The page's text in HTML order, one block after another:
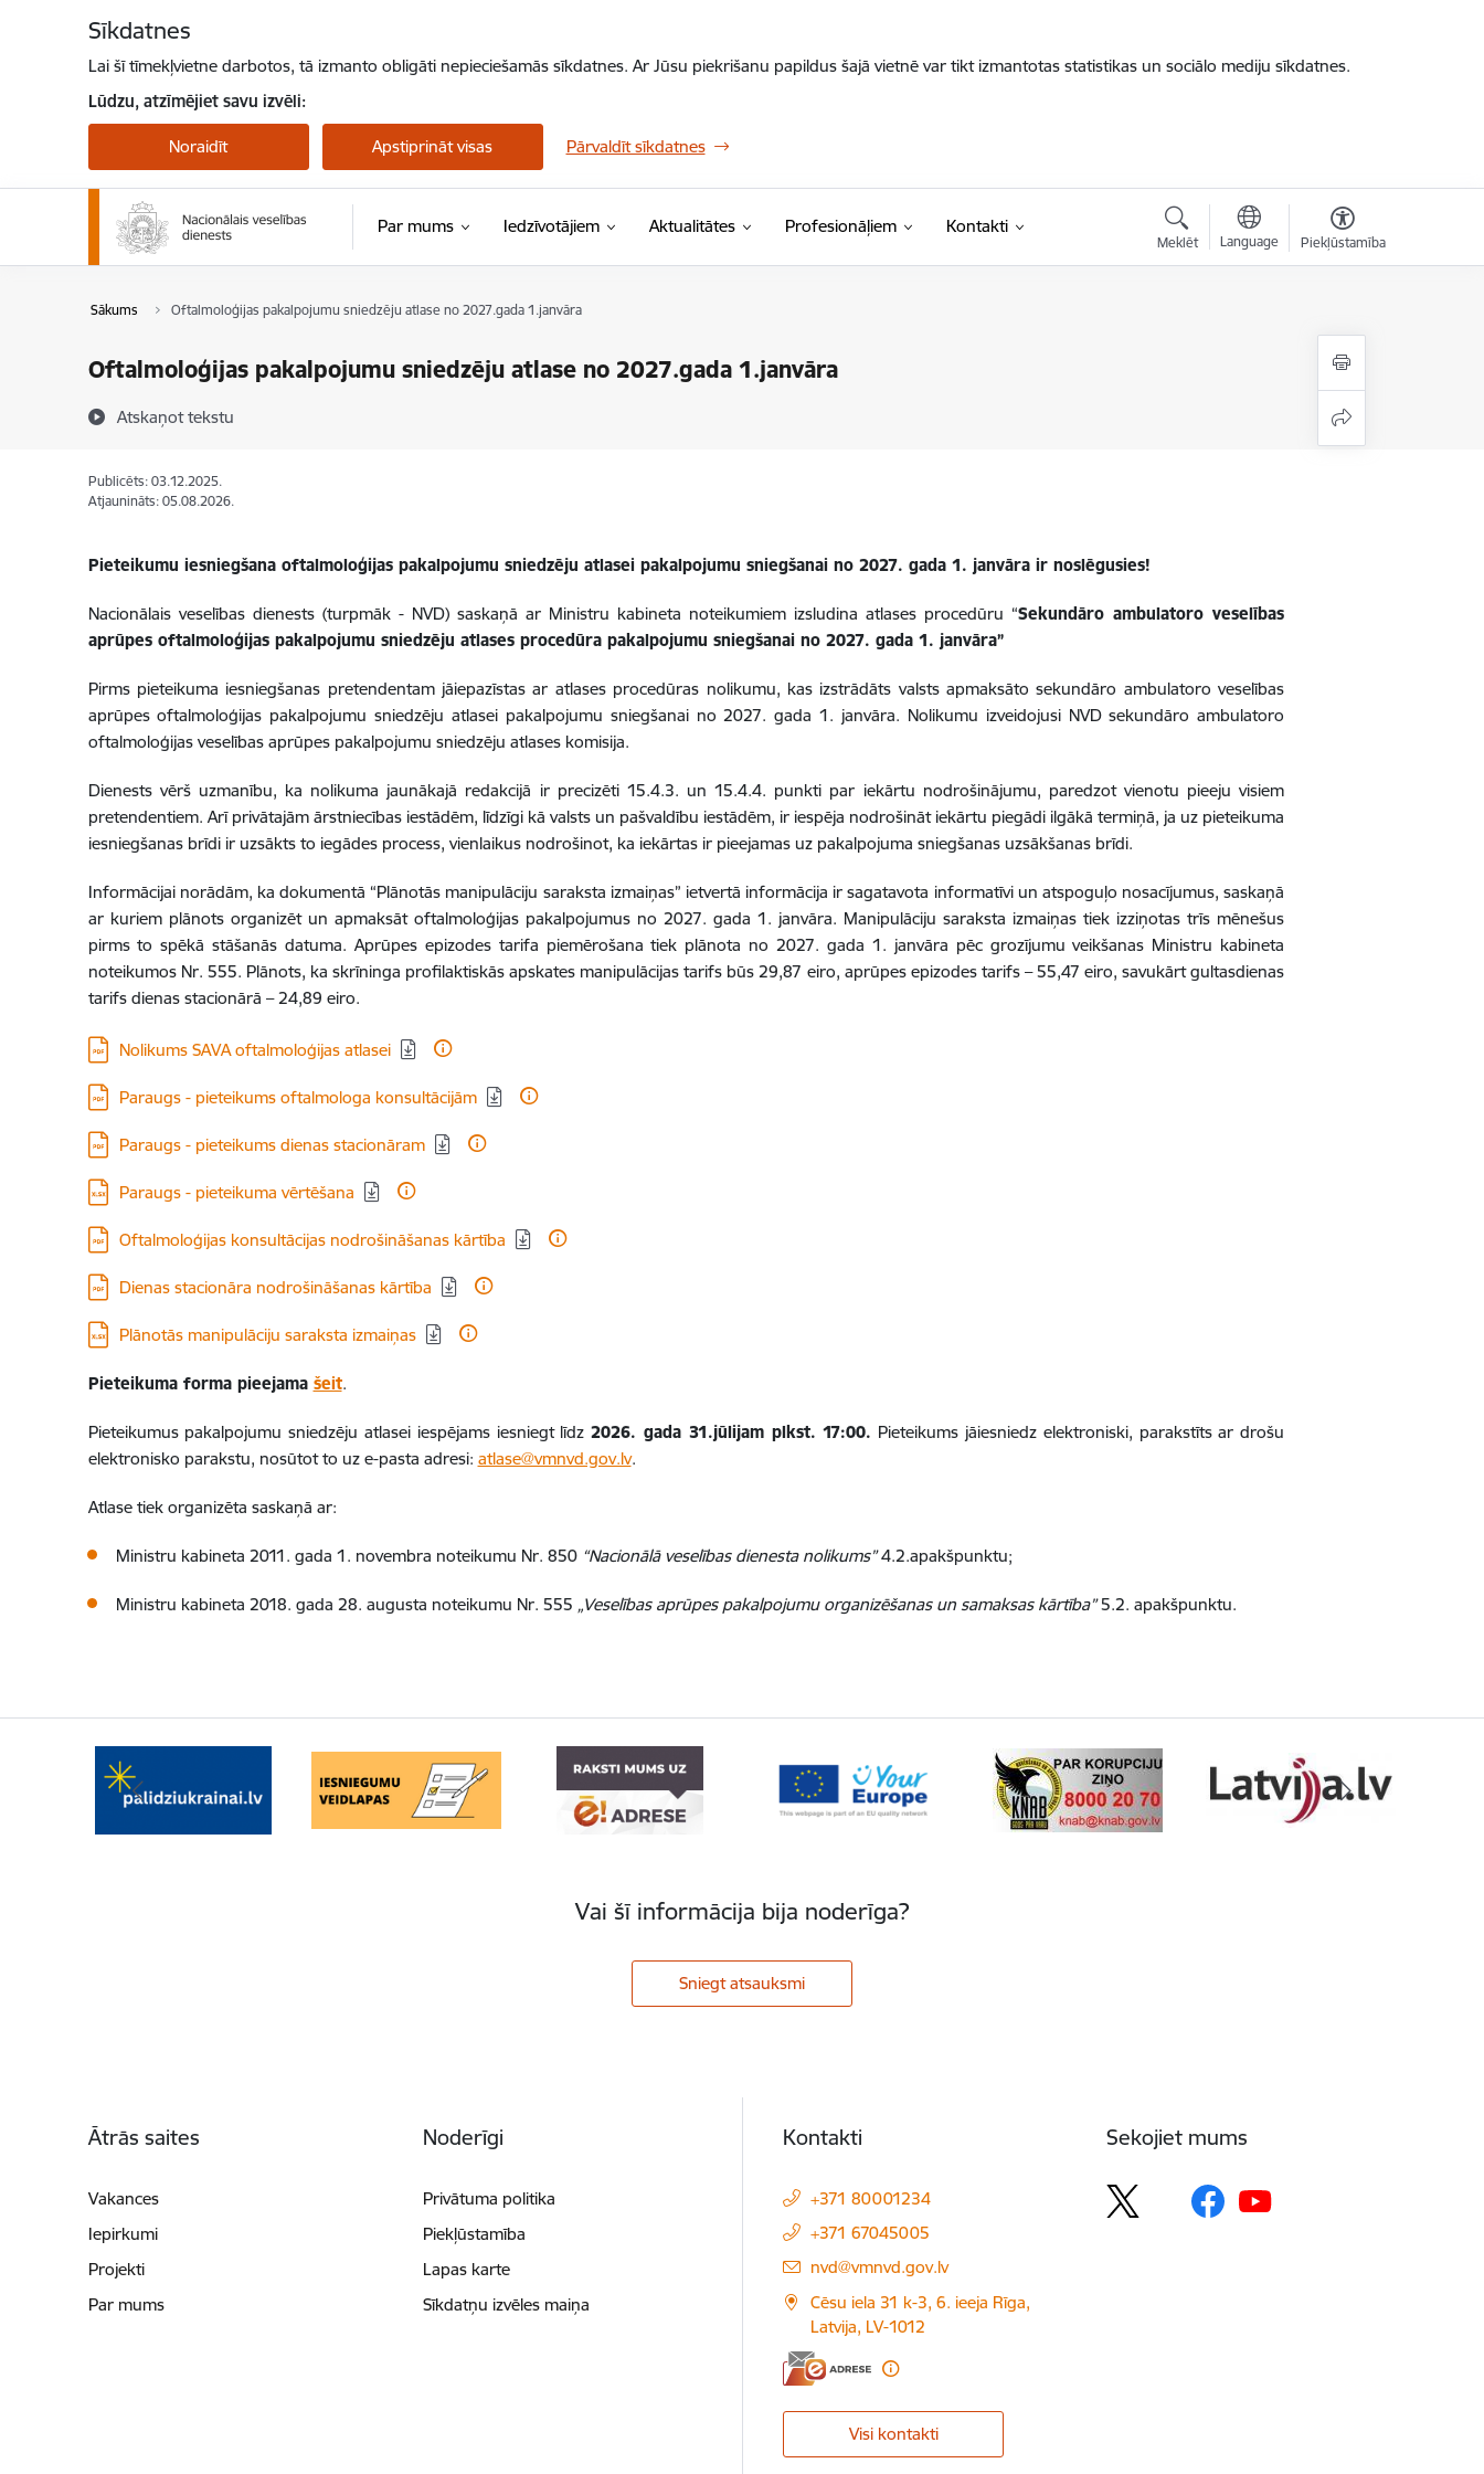
Sīkdatnes
Lai šī tīmekļvietne darbotos, tā izmanto obligāti nepieciešamās sīkdatnes. Ar Jūsu piekrišanu papildus šajā vietnē var tikt izmantotas statistikas un sociālo mediju sīkdatnes.
Lūdzu, atzīmējiet savu izvēli:
Noraidīt Apstiprināt visas Pārvaldīt sīkdatnes
Par mums Iedzīvotājiem Aktualitātes Profesionāļiem Kontakti
Meklēt Language Piekļūstamība
Sākums Oftalmoloģijas pakalpojumu sniedzēju atlase no 2027.gada 1.janvāra
Oftalmoloģijas pakalpojumu sniedzēju atlase no 2027.gada 1.janvāra
Atskaņot tekstu
Publicēts: 03.12.2025.
Atjaunināts: 05.08.2026.
Pieteikumu iesniegšana oftalmoloģijas pakalpojumu sniedzēju atlasei pakalpojumu sniegšanai no 2027. gada 1. janvāra ir noslēgusies!
Nacionālais veselības dienests (turpmāk - NVD) saskaņā ar Ministru kabineta noteikumiem izsludina atlases procedūru “Sekundāro ambulatoro veselības
aprūpes oftalmoloģijas pakalpojumu sniedzēju atlases procedūra pakalpojumu sniegšanai no 2027. gada 1. janvāra”
Pirms pieteikuma iesniegšanas pretendentam jāiepazīstas ar atlases procedūras nolikumu, kas izstrādāts valsts apmaksāto sekundāro ambulatoro veselības
aprūpes oftalmoloģijas pakalpojumu sniedzēju atlasei pakalpojumu sniegšanai no 2027. gada 1. janvāra. Nolikumu izveidojusi NVD sekundāro ambulatoro
oftalmoloģijas veselības aprūpes pakalpojumu sniedzēju atlases komisija.
Dienests vērš uzmanību, ka nolikuma jaunākajā redakcijā ir precizēti 15.4.3. un 15.4.4. punkti par iekārtu nodrošinājumu, paredzot vienotu pieeju visiem
pretendentiem. Arī privātajām ārstniecības iestādēm, līdzīgi kā valsts un pašvaldību iestādēm, ir iespēja nodrošināt iekārtu piegādi ilgākā termiņā, ja uz pieteikuma
iesniegšanas brīdi ir uzsākts to iegādes process, vienlaikus nodrošinot, ka iekārtas ir pieejamas uz pakalpojuma sniegšanas uzsākšanas brīdi.
Informācijai norādām, ka dokumentā “Plānotās manipulāciju saraksta izmaiņas” ietvertā informācija ir sagatavota informatīvi un atspoguļo nosacījumus, saskaņā
ar kuriem plānots organizēt un apmaksāt oftalmoloģijas pakalpojumus no 2027. gada 1. janvāra. Manipulāciju saraksta izmaiņas tiek izziņotas trīs mēnešus
pirms to spēkā stāšanās datuma. Aprūpes epizodes tarifa piemērošana tiek plānota no 2027. gada 1. janvāra pēc grozījumu veikšanas Ministru kabineta
noteikumos Nr. 555. Plānots, ka skrīninga profilaktiskās apskates manipulācijas tarifs būs 29,87 eiro, aprūpes epizodes tarifs – 55,47 eiro, savukārt gultasdienas
tarifs dienas stacionārā – 24,89 eiro.
Lejupielādēt:
Nolikums SAVA oftalmoloģijas atlasei
Lejupielādēt:
Paraugs - pieteikums oftalmologa konsultācijām
Lejupielādēt:
Paraugs - pieteikums dienas stacionāram
Lejupielādēt:
Paraugs - pieteikuma vērtēšana
Lejupielādēt:
Oftalmoloģijas konsultācijas nodrošināšanas kārtība
Lejupielādēt:
Dienas stacionāra nodrošināšanas kārtība
Lejupielādēt:
Plānotās manipulāciju saraksta izmaiņas
Pieteikuma forma pieejama šeit.
Pieteikumus pakalpojumu sniedzēju atlasei iespējams iesniegt līdz2026. gada 31.jūlijam plkst. 17:00. Pieteikums jāiesniedz elektroniski, parakstīts ar drošu
elektronisko parakstu, nosūtot to uz e-pasta adresi: atlase@vmnvd.gov.lv.
Atlase tiek organizēta saskaņā ar:
Ministru kabineta 2011. gada 1. novembra noteikumu Nr. 850 “Nacionālā veselības dienesta nolikums”4.2.apakšpunktu;
Ministru kabineta 2018. gada 28. augusta noteikumu Nr. 555 „Veselības aprūpes pakalpojumu organizēšanas un samaksas kārtība”5.2. apakšpunktu.
Vai šī informācija bija noderīga?
Sniegt atsauksmi
Ātrās saites
Vakances
Iepirkumi
Projekti
Par mums
Noderīgi
Privātuma politika
Piekļūstamība
Lapas karte
Sīkdatņu izvēles maiņa
Kontakti
+371 80001234
+371 67045005
E-pasts:
nvd@vmnvd.gov.lv
Cēsu iela 31 k-3, 6. ieeja Rīga,
Latvija, LV-1012
Visi kontakti
Sekojiet mums